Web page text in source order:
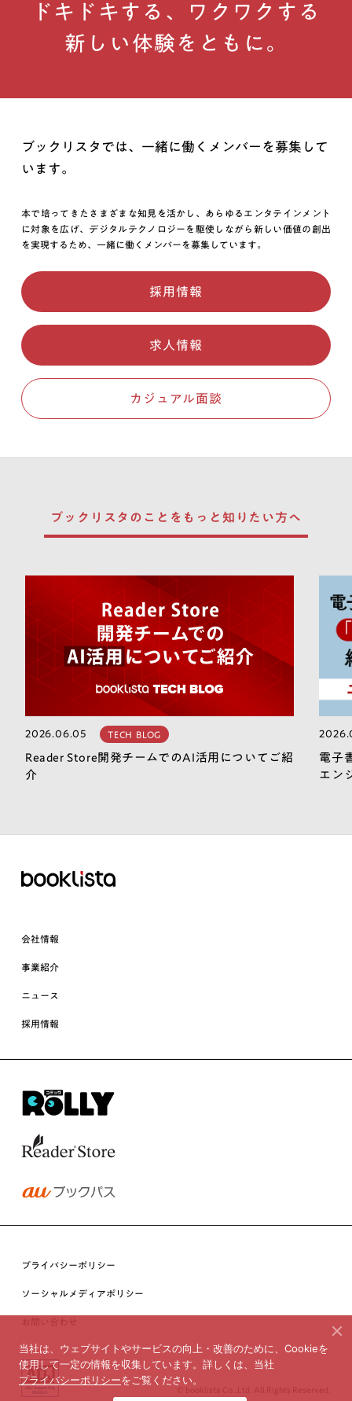
ドキドキする、ワクワクする
新しい体験をともに。
ブックリスタでは、一緒に働くメンバーを募集して
います。
本で培ってきたさまざまな知見を活かし、あらゆるエンタテインメント
に対象を広げ、デジタルテクノロジーを駆使しながら新しい価値の創出
を実現するため、一緒に働くメンバーを募集しています。
採用情報
求人情報
カジュアル面談
ブックリスタのことを もっと知りたい方へ
2026.06.05 TECH BLOG
Reader Store開発チームでのAI活用についてご紹
介
電子
エン
会社情報
事業紹介
ニュース
採用情報
プライバシーポリシー
ソーシャルメディアポリシー
お問い合わせ
© booklista Co.,Ltd. All Rights Reserved.
当社は、ウェブサイトやサービスの向上・改善のために、Cookieを
使用して一定の情報を収集しています。詳しくは、当社
プライバシーポリシーをご覧ください。